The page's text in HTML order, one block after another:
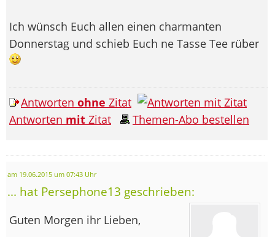
Ich wünsch Euch allen einen charmanten
Donnerstag und schieb Euch ne Tasse Tee rüber
Antworten ohne Zitat
Antworten mit Zitat Themen-Abo bestellen
am 19.06.2015 um 07:43 Uhr
... hat Persephone13 geschrieben:
Guten Morgen ihr Lieben,